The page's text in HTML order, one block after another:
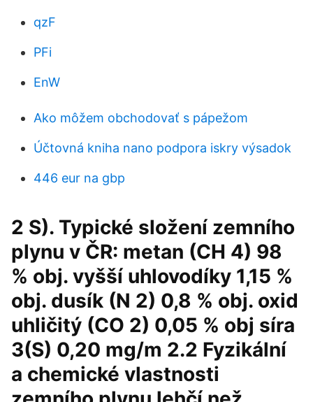
qzF
PFi
EnW
Ako môžem obchodovať s pápežom
Účtovná kniha nano podpora iskry výsadok
446 eur na gbp
2 S). Typické složení zemního
plynu v ČR: metan (CH 4) 98
% obj. vyšší uhlovodíky 1,15 %
obj. dusík (N 2) 0,8 % obj. oxid
uhličitý (CO 2) 0,05 % obj síra
3(S) 0,20 mg/m 2.2 Fyzikální
a chemické vlastnosti